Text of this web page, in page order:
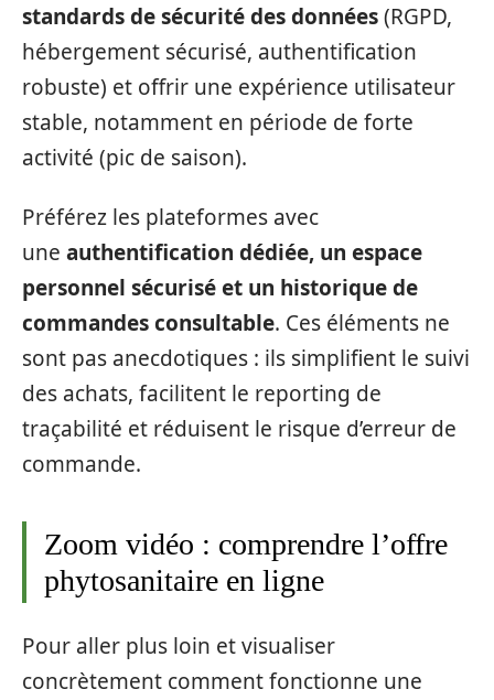
standards de sécurité des données(RGPD,
hébergement sécurisé, authentification
robuste) et offrir une expérience utilisateur
stable, notamment en période de forte
activité (pic de saison).
Préférez les plateformes avec
une authentification dédiée, un espace
personnel sécurisé et un historique de
commandes consultable. Ces éléments ne
sont pas anecdotiques : ils simplifient le suivi
des achats, facilitent le reporting de
traçabilité et réduisent le risque d’erreur de
commande.
Zoom vidéo : comprendre l’offre
phytosanitaire en ligne
Pour aller plus loin et visualiser
concrètement comment fonctionne une